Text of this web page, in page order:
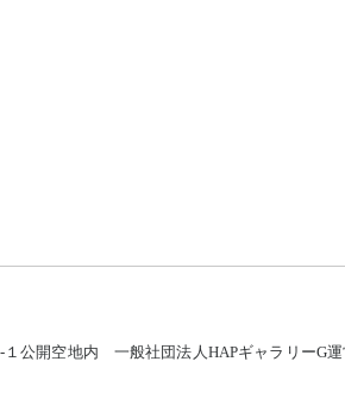
-１公開空地内 一般社団法人HAPギャラリーG